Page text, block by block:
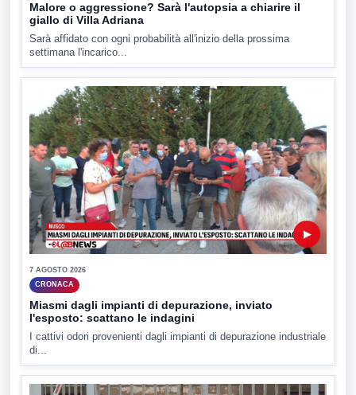
Malore o aggressione? Sarà l'autopsia a chiarire il
giallo di Villa Adriana
Sarà affidato con ogni probabilità all'inizio della prossima
settimana l'incarico...
▶
7 AGOSTO 2026
CRONACA
Miasmi dagli impianti di depurazione, inviato
l'esposto: scattano le indagini
I cattivi odori provenienti dagli impianti di depurazione industriale
di...